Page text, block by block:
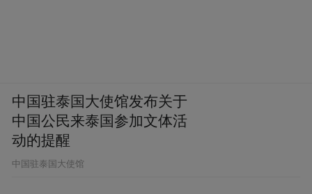
中国驻泰国大使馆发布关于
中国公民来泰国参加文体活
动的提醒
中国驻泰国大使馆